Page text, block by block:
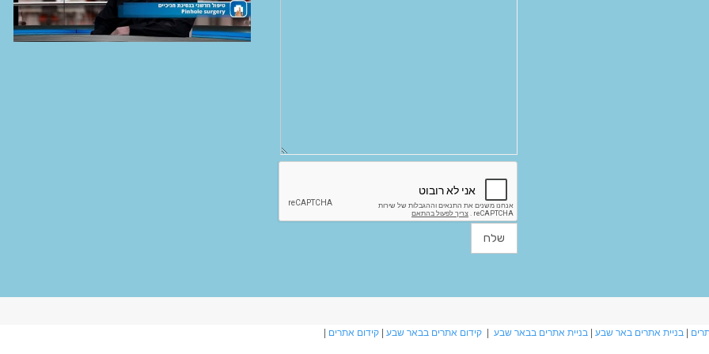
בניית אתרים באר שבע בניית אתרים בבאר שבע קידום אתרים בבאר שבע קידום אתרים